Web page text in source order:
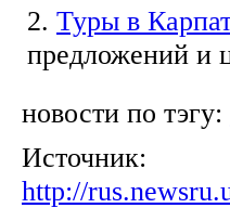
2. Туры в
предложений и
новости по тэгу:
Источник:
http://